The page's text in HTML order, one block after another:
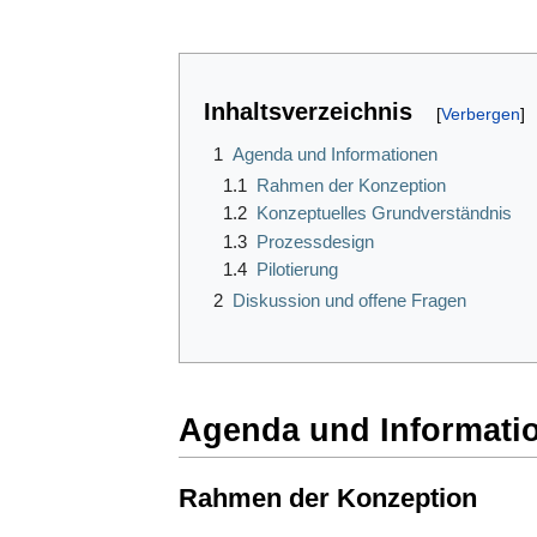
Inhaltsverzeichnis
1 Agenda und Informationen
1.1 Rahmen der Konzeption
1.2 Konzeptuelles Grundverständnis
1.3 Prozessdesign
1.4 Pilotierung
2 Diskussion und offene Fragen
Agenda und
Rahmen der Konzeption